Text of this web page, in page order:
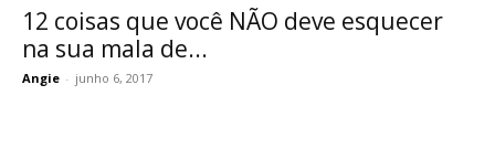
12 coisas que você NÃO deve esquecer
na sua mala de...
Angie - junho 6, 2017